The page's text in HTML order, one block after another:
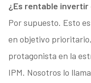
¿Es rentable invertir
Por supuesto. Esto
en objetivo
protagonista en la
IPM. Nosotros lo